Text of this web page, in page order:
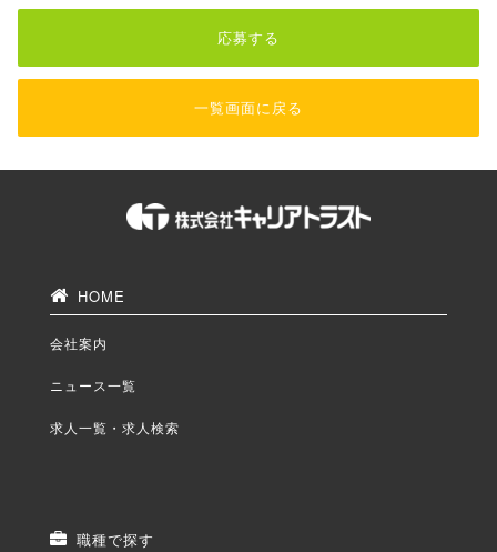
応募する
一覧画面に戻る
HOME
会社案内
ニュース一覧
求人一覧・求人検索
職種で探す